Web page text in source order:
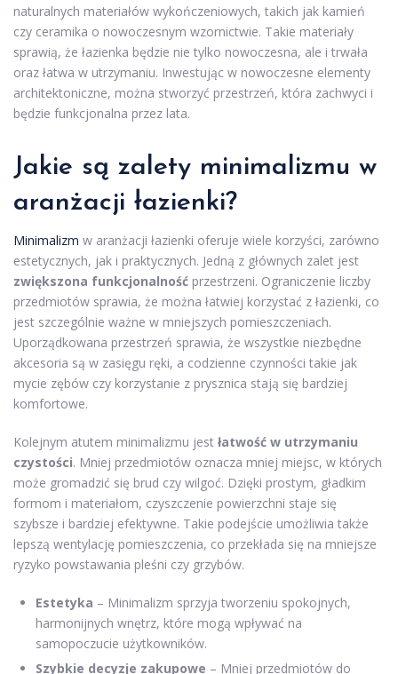
naturalnych materiałów wykończeniowych, takich jak kamień
czy ceramika o nowoczesnym wzornictwie. Takie materiały
sprawią, że łazienka będzie nie tylko nowoczesna, ale i trwała
oraz łatwa w utrzymaniu. Inwestując w nowoczesne elementy
architektoniczne, można stworzyć przestrzeń, która zachwyci i
będzie funkcjonalna przez lata.
Jakie są zalety minimalizmu w
aranżacji łazienki?
Minimalizm w aranżacji łazienki oferuje wiele korzyści, zarówno
estetycznych, jak i praktycznych. Jedną z głównych zalet jest
zwiększona funkcjonalność przestrzeni. Ograniczenie liczby
przedmiotów sprawia, że można łatwiej korzystać z łazienki, co
jest szczególnie ważne w mniejszych pomieszczeniach.
Uporządkowana przestrzeń sprawia, że wszystkie niezbędne
akcesoria są w zasięgu ręki, a codzienne czynności takie jak
mycie zębów czy korzystanie z prysznica stają się bardziej
komfortowe.
Kolejnym atutem minimalizmu jest łatwość w utrzymaniu
czystości. Mniej przedmiotów oznacza mniej miejsc, w których
może gromadzić się brud czy wilgoć. Dzięki prostym, gładkim
formom i materiałom, czyszczenie powierzchni staje się
szybsze i bardziej efektywne. Takie podejście umożliwia także
lepszą wentylację pomieszczenia, co przekłada się na mniejsze
ryzyko powstawania pleśni czy grzybów.
Estetyka – Minimalizm sprzyja tworzeniu spokojnych,
harmonijnych wnętrz, które mogą wpływać na
samopoczucie użytkowników.
Szybkie decyzje zakupowe – Mniej przedmiotów do